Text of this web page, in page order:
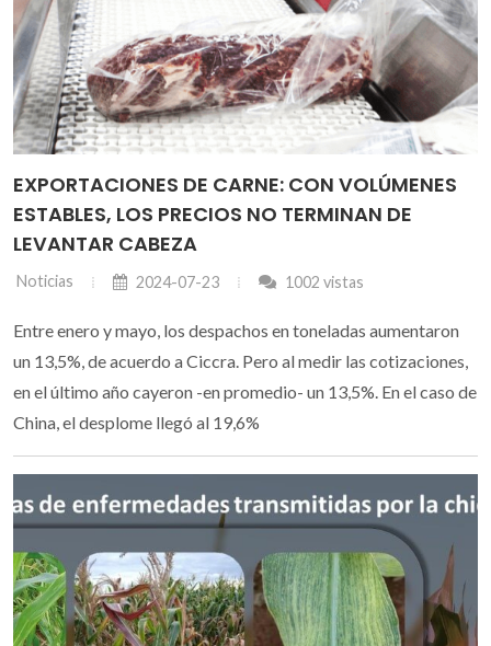
EXPORTACIONES DE CARNE: CON VOLÚMENES
ESTABLES, LOS PRECIOS NO TERMINAN DE
LEVANTAR CABEZA
Noticias 2024-07-23 1002 vistas
Entre enero y mayo, los despachos en toneladas aumentaron
un 13,5%, de acuerdo a Ciccra. Pero al medir las cotizaciones,
en el último año cayeron -en promedio- un 13,5%. En el caso de
China, el desplome llegó al 19,6%